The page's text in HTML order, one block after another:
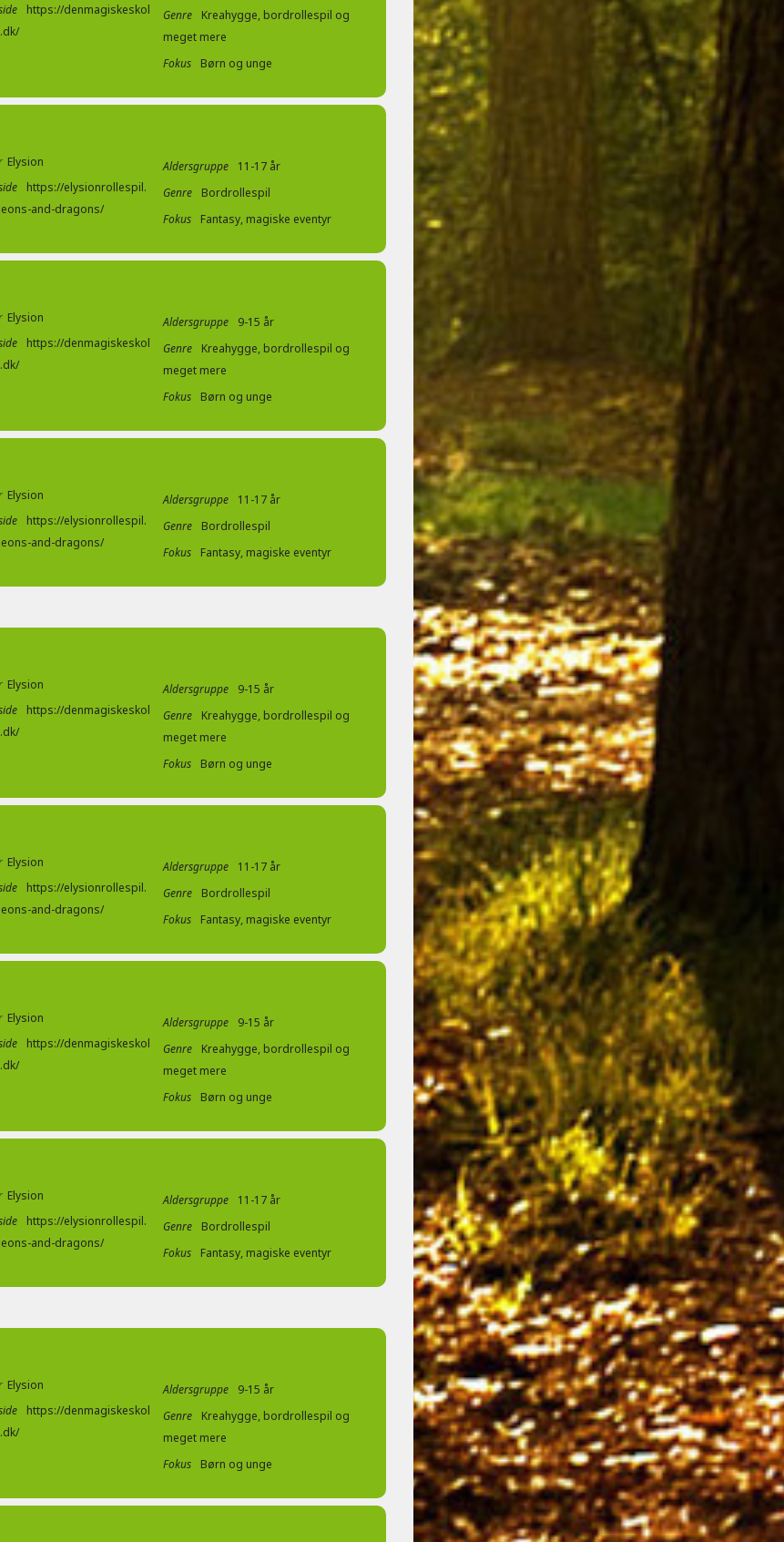
https://denmagiskeskol
Genre
Kreahygge, bordrollespil og
meget mere
Fokus
Børn og unge
Elysion
https://elysionrollespil.
and-dragons/
Aldersgruppe
11-17 år
Genre
Bordrollespil
Fokus
Fantasy, magiske eventyr
Elysion
https://denmagiskeskol
Aldersgruppe
9-15 år
Genre
Kreahygge, bordrollespil og
meget mere
Fokus
Børn og unge
Elysion
https://elysionrollespil.
and-dragons/
Aldersgruppe
11-17 år
Genre
Bordrollespil
Fokus
Fantasy, magiske eventyr
Elysion
https://denmagiskeskol
Aldersgruppe
9-15 år
Genre
Kreahygge, bordrollespil og
meget mere
Fokus
Børn og unge
Elysion
https://elysionrollespil.
and-dragons/
Aldersgruppe
11-17 år
Genre
Bordrollespil
Fokus
Fantasy, magiske eventyr
Elysion
https://denmagiskeskol
Aldersgruppe
9-15 år
Genre
Kreahygge, bordrollespil og
meget mere
Fokus
Børn og unge
Elysion
https://elysionrollespil.
and-dragons/
Aldersgruppe
11-17 år
Genre
Bordrollespil
Fokus
Fantasy, magiske eventyr
Elysion
https://denmagiskeskol
Aldersgruppe
9-15 år
Genre
Kreahygge, bordrollespil og
meget mere
Fokus
Børn og unge